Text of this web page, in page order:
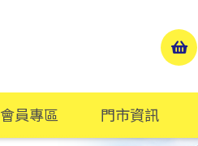
會員專區 門市資訊